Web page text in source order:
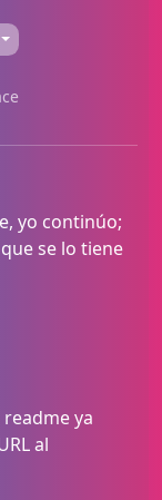
yo continúo;
se lo tiene
ya
al